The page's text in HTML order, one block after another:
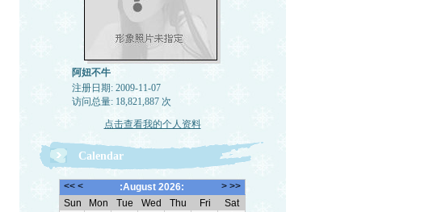
阿妞不牛
注册日期: 2009-11-07
访问总量: 18,821,887 次
点击查看我的个人资料
Calendar